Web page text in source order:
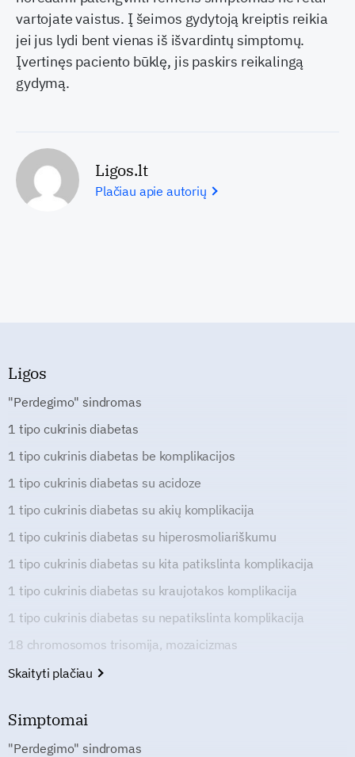
vartojate vaistus. Į šeimos gydytoją kreiptis reikia
jei jus lydi bent vienas iš išvardintų simptomų.
Įvertinęs paciento būklę, jis paskirs reikalingą
gydymą.
Ligos.lt
Plačiau apie autorių
Ligos
"Perdegimo" sindromas
1 tipo cukrinis diabetas
1 tipo cukrinis diabetas be komplikacijos
1 tipo cukrinis diabetas su acidoze
1 tipo cukrinis diabetas su akių komplikacija
1 tipo cukrinis diabetas su hiperosmoliariškumu
1 tipo cukrinis diabetas su kita patikslinta komplikacija
1 tipo cukrinis diabetas su kraujotakos komplikacija
1 tipo cukrinis diabetas su nepatikslinta komplikacija
18 chromosomos trisomija, mozaicizmas
Skaityti plačiau
Simptomai
"Perdegimo" sindromas